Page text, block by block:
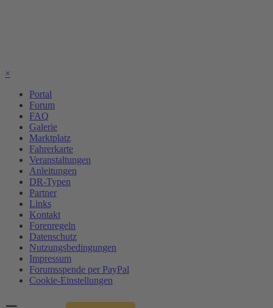
×
Portal
Forum
FAQ
Galerie
Marktplatz
Fahrerkarte
Veranstaltungen
Anleitungen
DR-Typen
Partner
Links
Kontakt
Forenregeln
Datenschutz
Nutzungsbedingungen
Impressum
Forumsspende per PayPal
Cookie-Einstellungen